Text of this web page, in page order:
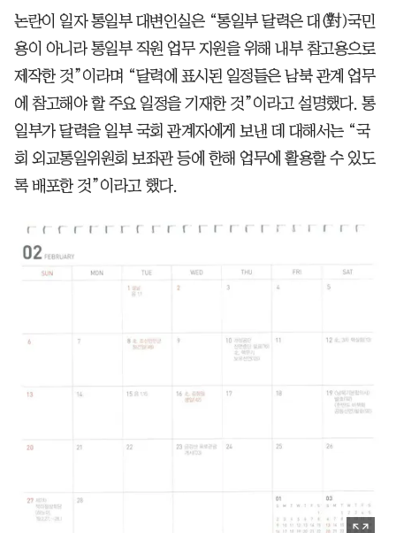
논란이 일자 통일부 대변인실은 “통일부 달력은 대(對)국민
용이 아니라 통일부 직원 업무 지원을 위해 내부 참고용으로
제작한 것”이라며 “달력에 표시된 일정들은 남북 관계 업무
에 참고해야 할 주요 일정을 기재한 것”이라고 설명했다. 통
일부가 달력을 일부 국회 관계자에게 보낸 데 대해서는 “국
회 외교통일위원회 보좌관 등에 한해 업무에 활용할 수 있도
록 배포한 것”이라고 했다.